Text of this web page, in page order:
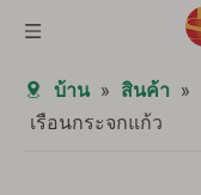
บ้าน » สินค้า »
เรือนกระจกแก้ว